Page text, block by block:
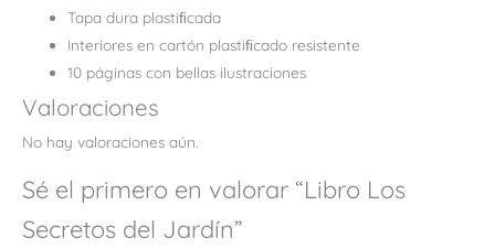
Tapa dura plastiﬁcada
Interiores en cartón plastiﬁcado resistente
10 páginas con bellas ilustraciones
Valoraciones
No hay valoraciones aún.
Sé el primero en valorar “Libro Los
Secretos del Jardín”